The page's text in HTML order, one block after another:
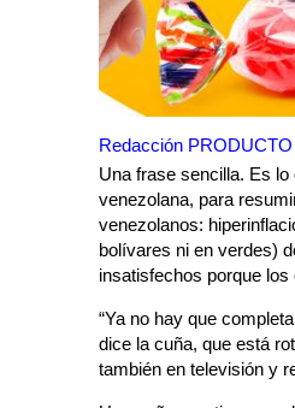
Redacción PRODUCTO
Una frase sencilla. Es
venezolana, para
venezolanos:
bolívares ni en verdes)
insatisfechos porque los
“Ya no hay que
dice la cuña, que está
también en televisión y